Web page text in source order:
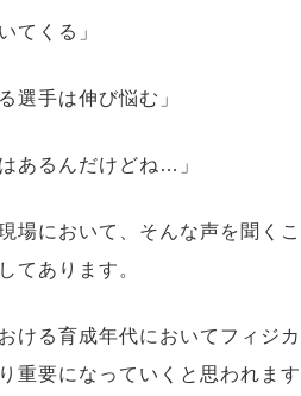
てくる」
選手は伸び悩む」
あるんだけどね…」
場において、そんな声を聞く
てあります。
ける育成年代においてフィジ
重要になっていくと思われます